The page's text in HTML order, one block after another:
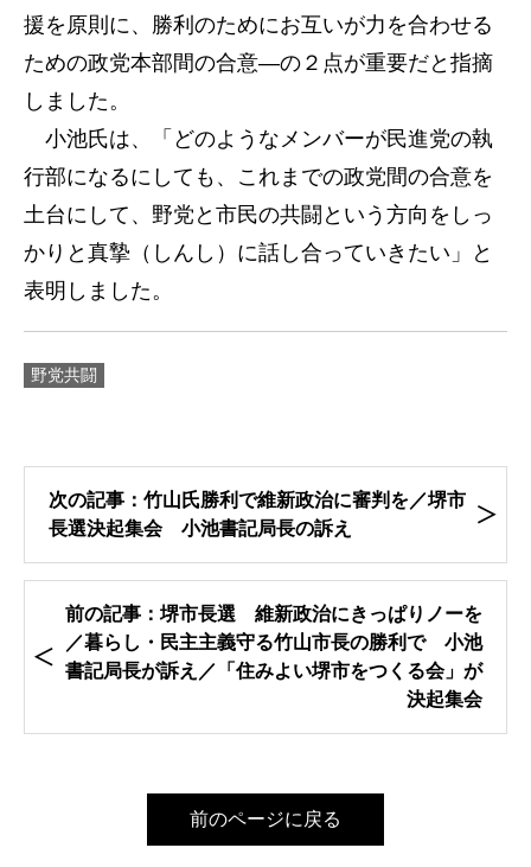
援を原則に、勝利のためにお互いが力を合わせる
ための政党本部間の合意―の２点が重要だと指摘
しました。
小池氏は、「どのようなメンバーが民進党の執
行部になるにしても、これまでの政党間の合意を
土台にして、野党と市民の共闘という方向をしっ
かりと真摯（しんし）に話し合っていきたい」と
表明しました。
野党共闘
次の記事：竹山氏勝利で維新政治に審判を／堺市
長選決起集会 小池書記局長の訴え
前の記事：堺市長選 維新政治にきっぱりノーを
／暮らし・民主主義守る竹山市長の勝利で 小池
書記局長が訴え／「住みよい堺市をつくる会」が
決起集会
前のページに戻る